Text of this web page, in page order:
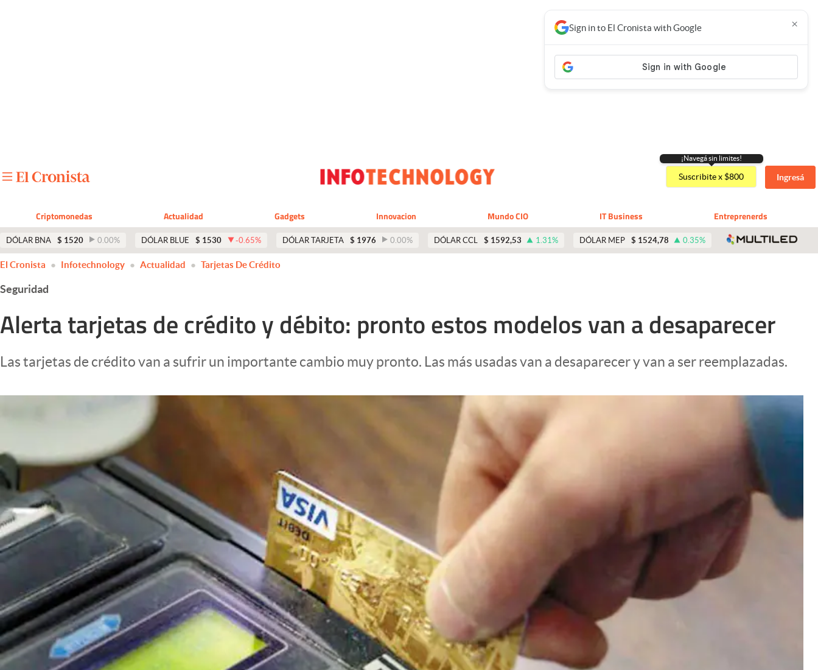
Apertura
Clima
Eventos Corporativos
El Cronista Studio
¡Navegá sin limites!
Suscribite x $800 Ingresá
Criptomonedas Actualidad Gadgets Innovacion Mundo CIO IT Business Entreprenerds
DÓLAR BNA $ 1520 0.00% DÓLAR BLUE $ 1530 -0.65% DÓLAR TARJETA $ 1976 0.00% DÓLAR CCL $ 1592,53 1.31 % DÓLAR MEP $ 1524,78 0.35%
Sign in to El Cronista with Google ×
El Cronista Infotechnology Actualidad Tarjetas De Crédito
Seguridad
Alerta tarjetas de crédito y débito: pronto estos modelos van a desaparecer
Las tarjetas de crédito van a sufrir un importante cambio muy pronto. Las más usadas van a desaparecer y van a ser reemplazadas.